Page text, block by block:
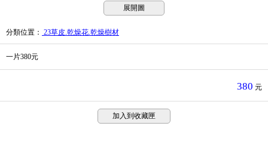
展開圖
分類位置 ： 23草皮.乾燥花.乾燥樹材
一片380元
380 元
加入到收藏匣